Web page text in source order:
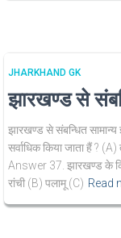
JHARKHAND GK
झारखण्ड से
झारखण्ड से संबन्धित
सर्वाधिक किया जाता हैं ?
Answer 37. झारखण्ड के
रांची (B) पलामू (C) Read